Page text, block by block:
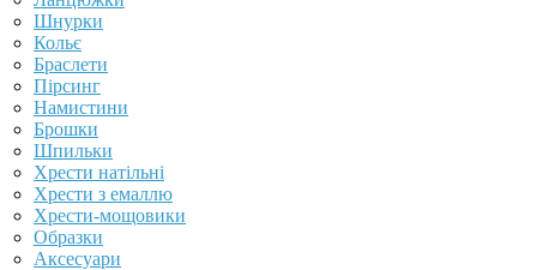
Шнурки
Кольє
Браслети
Пірсинг
Намистини
Брошки
Шпильки
Хрести натільні
Хрести з емаллю
Хрести-мощовики
Образки
Аксесуари